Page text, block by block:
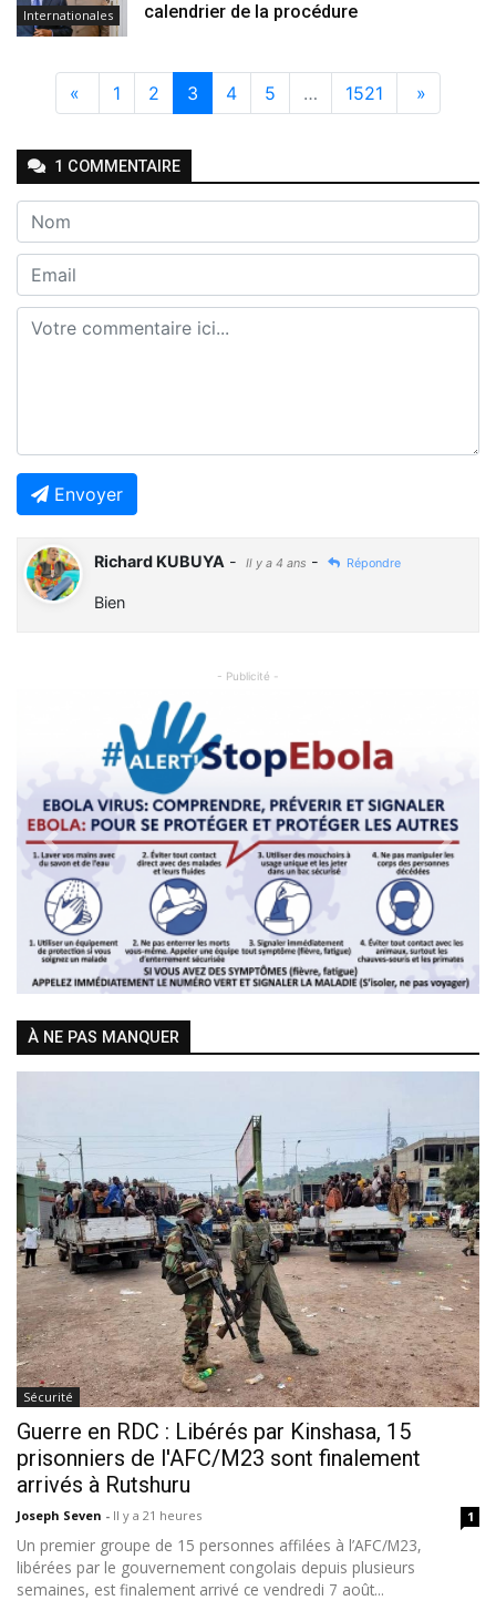
Internationales
calendrier de la procédure
« 1 2 3 4 5 … 1521 »
1 COMMENTAIRE
Envoyer
Richard KUBUYA - Il y a 4 ans - Répondre
Bien
- Publicité -
Previous Next
À NE PAS MANQUER
Sécurité
Guerre en RDC : Libérés par Kinshasa, 15
prisonniers de l'AFC/M23 sont finalement
arrivés à Rutshuru
Joseph Seven - Il y a 21 heures 1
Un premier groupe de 15 personnes affilées à l’AFC/M23,
libérées par le gouvernement congolais depuis plusieurs
semaines, est finalement arrivé ce vendredi 7 août...